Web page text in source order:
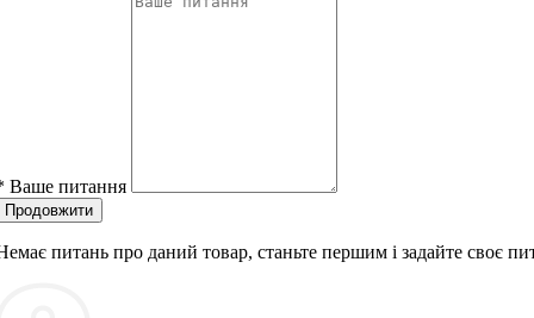
Ваше питання
Продовжити
питань про даний товар, станьте першим і задайте своє